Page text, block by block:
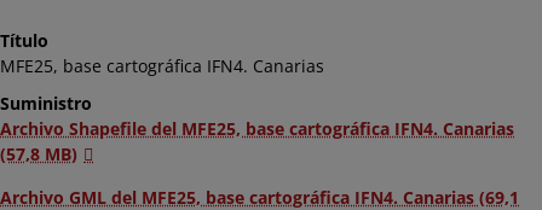
Título
MFE25, base cartográfica IFN4. Canarias
Suministro
Archivo Shapefile del MFE25, base cartográfica IFN4. Canarias
(57,8 MB)
Archivo GML del MFE25, base cartográfica IFN4. Canarias (69,1